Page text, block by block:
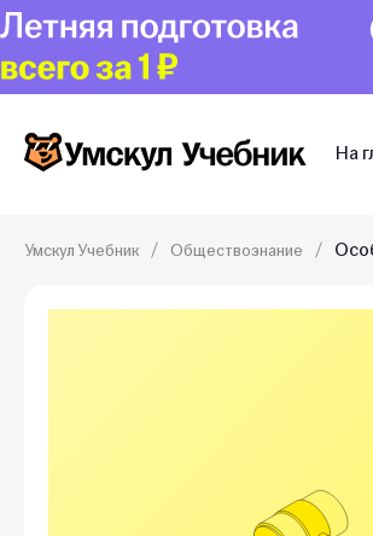
На
Умскул Учебник Обществознание